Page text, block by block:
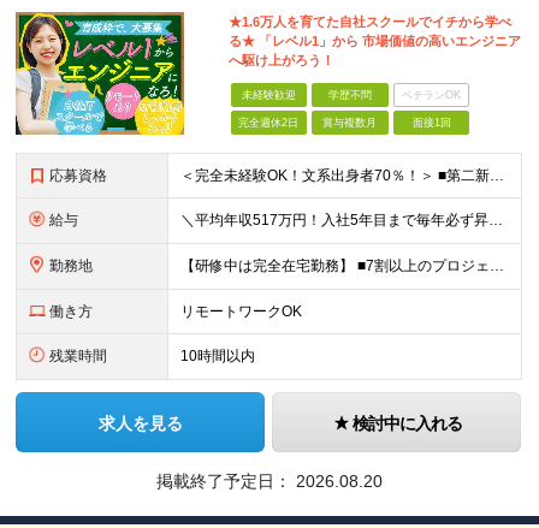
★1.6万人を育てた自社スクールでイチから学べ
る★ 「レベル1」から 市場価値の高いエンジニア
へ駆け上がろう！
未経験歓迎 学歴不問 ベテランOK
完全週休2日 賞与複数月 面接1回
応募資格 ＜完全未経験OK！文系出身者70％！＞ ■第二新卒歓迎 ■学歴・経歴不問・社会人未経験もOK ■20代を中心に活躍中◎ ★☆先輩たちの前職☆★ 元アパレルスタッフや塾講師、介護士、事務、営業など社員
給与 ＼平均年収517万円！入社5年目まで毎年必ず昇給／ ■賞与年3回 ■年収800万円以上も可 ■入社3年以上の平均年収469.2万円 月給23万2000円以上＋賞与年3回＋各種手当 ☆入社5年目まで最
勤務地 【研修中は完全在宅勤務】 ■7割以上のプロジェクトでリモートワークを導入 ■一都三県のプロジェクト先 ■転居を伴う転勤なし ＜プロジェクト先＞ 東京・神奈川・千葉・埼玉でのプロジェクト先にて勤務いた
働き方 リモートワークOK
残業時間 10時間以内
求人を見る 検討中に入れる
掲載終了予定日： 2026.08.20